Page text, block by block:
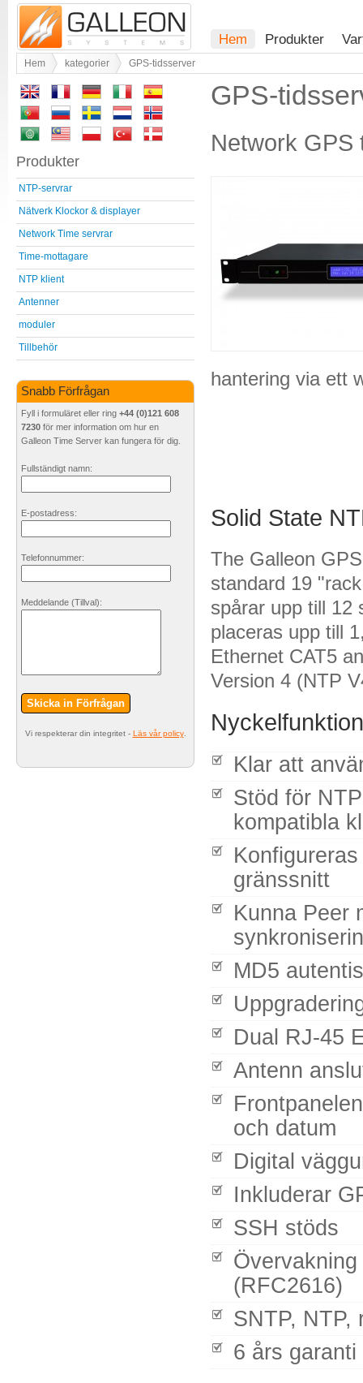
Hem Produkter
Hem kategorier GPS-tidsserver
GPS-
Network GPS
hantering via ett
Solid State
The Galleon
standard 19
spårar upp till 12
placeras upp till
Ethernet CAT5
Version 4 (NTP
Klar att
Stöd för
kompatibla
gränssnitt
Kunna Peer
MD5
Dual RJ-45
Antenn
och datum
Digital
Inkluderar
SSH stöds
(RFC2616)
SNTP, NTP,
6 års garanti
Produkter
NTP-servrar
Nätverk Klockor & displayer
Network Time servrar
Time-mottagare
NTP klient
Antenner
moduler
Tillbehör
Snabb Förfrågan
Fyll i formuläret eller ring +44 (0)121 608
7230 för mer information om hur en
Galleon Time Server kan fungera för dig.
Fullständigt namn:
E-postadress:
Telefonnummer:
Meddelande (Tillval):
Skicka in Förfrågan
Vi respekterar din integritet - Läs vår policy.